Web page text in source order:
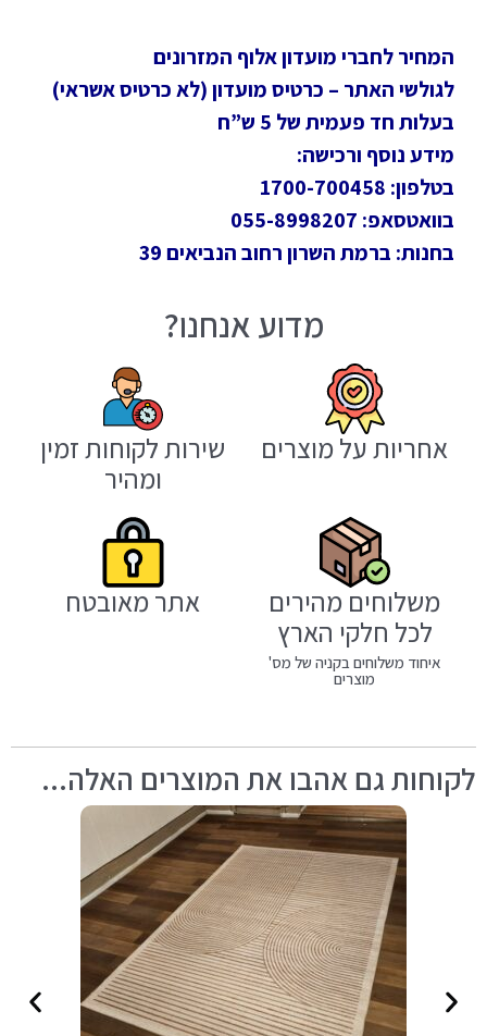
המחיר לחברי מועדון אלוף המזרונים
לגולשי האתר – כרטיס מועדון (לא כרטיס אשראי)
בעלות חד פעמית של 5 ש”ח
מידע נוסף ורכישה:
בטלפון: 1700-700458
בוואטסאפ: 055-8998207
בחנות: ברמת השרון רחוב הנביאים 39
מדוע אנחנו?
אחריות על מוצרים
שירות לקוחות זמין
ומהיר
משלוחים מהירים
לכל חלקי הארץ
איחוד משלוחים בקניה של מס'
מוצרים
אתר מאובטח
לקוחות גם אהבו את המוצרים האלה...